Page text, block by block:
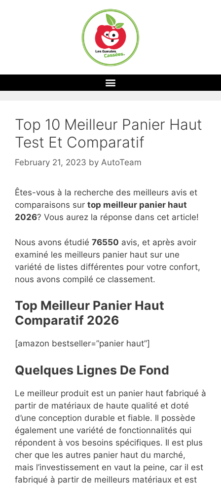
Top 10 Meilleur Panier Haut
Test Et Comparatif
February 21, 2023 by AutoTeam
Êtes-vous à la recherche des meilleurs avis et
comparaisons sur top meilleur panier haut
2026? Vous aurez la réponse dans cet article!
Nous avons étudié 76550 avis, et après avoir
examiné les meilleurs panier haut sur une
variété de listes différentes pour votre confort,
nous avons compilé ce classement.
Top Meilleur Panier Haut
Comparatif 2026
[amazon bestseller=”panier haut”]
Quelques Lignes De Fond
Le meilleur produit est un panier haut fabriqué à
partir de matériaux de haute qualité et doté
d’une conception durable et fiable. Il possède
également une variété de fonctionnalités qui
répondent à vos besoins spécifiques. Il est plus
cher que les autres panier haut du marché,
mais l’investissement en vaut la peine, car il est
fabriqué à partir de meilleurs matériaux et est